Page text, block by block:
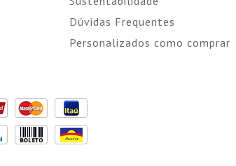
Dúvidas Frequentes
Personalizados como comprar